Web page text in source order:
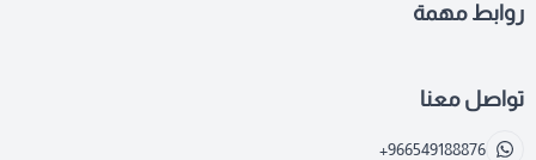
روابط مهمة
تواصل معنا
+966549188876